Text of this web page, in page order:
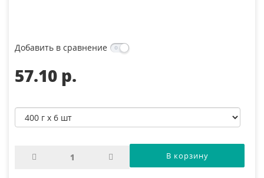
Добавить в сравнение
57.10 p.